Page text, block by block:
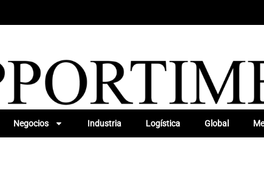
Negocios Industria Logística Global